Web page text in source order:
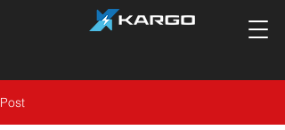
Post